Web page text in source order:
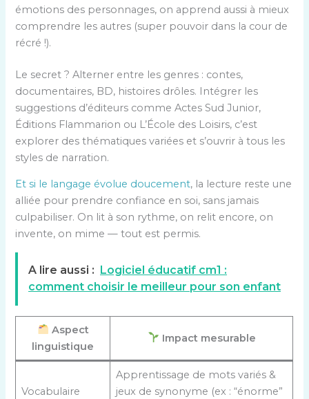
émotions des personnages, on apprend aussi à mieux
comprendre les autres (super pouvoir dans la cour de
récré !).
Le secret ? Alterner entre les genres : contes,
documentaires, BD, histoires drôles. Intégrer les
suggestions d’éditeurs comme Actes Sud Junior,
Éditions Flammarion ou L’École des Loisirs, c’est
explorer des thématiques variées et s’ouvrir à tous les
styles de narration.
Et si le langage évolue doucement, la lecture reste une
alliée pour prendre confiance en soi, sans jamais
culpabiliser. On lit à son rythme, on relit encore, on
invente, on mime — tout est permis.
A lire aussi :
Logiciel éducatif cm1 :
comment choisir le meilleur pour son enfant
Aspect
linguistique
Impact mesurable
Vocabulaire
Apprentissage de mots variés &
jeux de synonyme (ex : “énorme”